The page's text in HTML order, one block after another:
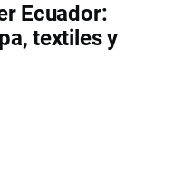
Ecuador:
textiles y